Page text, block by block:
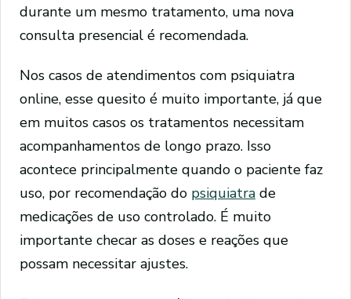
durante um mesmo tratamento, uma nova
consulta presencial é recomendada.
Nos casos de atendimentos com psiquiatra
online, esse quesito é muito importante, já que
em muitos casos os tratamentos necessitam
acompanhamentos de longo prazo. Isso
acontece principalmente quando o paciente faz
uso, por recomendação do psiquiatra de
medicações de uso controlado. É muito
importante checar as doses e reações que
possam necessitar ajustes.